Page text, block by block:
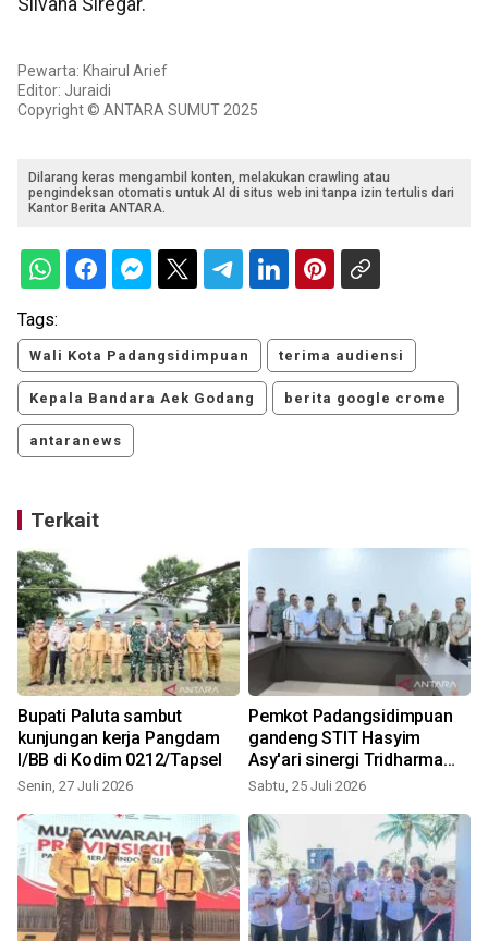
Silvana Siregar.
Pewarta: Khairul Arief
Editor: Juraidi
Copyright © ANTARA SUMUT 2025
Dilarang keras mengambil konten, melakukan crawling atau
pengindeksan otomatis untuk AI di situs web ini tanpa izin tertulis dari
Kantor Berita ANTARA.
Tags:
Wali Kota Padangsidimpuan terima audiensi
Kepala Bandara Aek Godang berita google crome
antaranews
Terkait
Bupati Paluta sambut
kunjungan kerja Pangdam
I/BB di Kodim 0212/Tapsel
Senin, 27 Juli 2026
Pemkot Padangsidimpuan
gandeng STIT Hasyim
Asy'ari sinergi Tridharma
Perguruan Tinggi
Sabtu, 25 Juli 2026